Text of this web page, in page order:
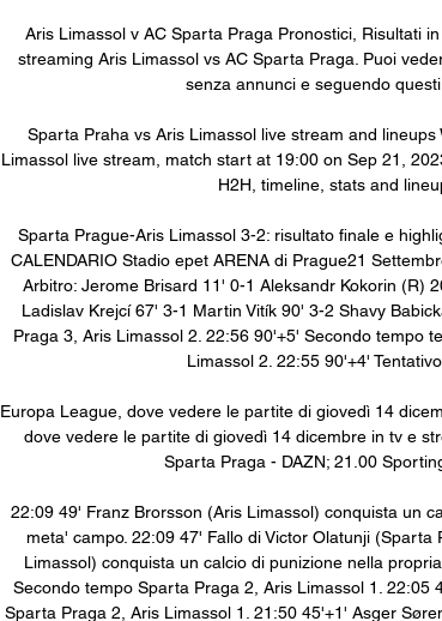
Aris Limassol v AC Sparta Praga Pronostici, Risultati
streaming Aris Limassol vs AC Sparta Praga. Puoi
senza annunci e seguendo questi
Sparta Praha vs Aris Limassol live stream and
Limassol live stream, match start at 19:00 on Sep 21,
H2H, timeline, stats and
Sparta Prague-Aris Limassol 3-2: risultato finale e
CALENDARIO Stadio epet ARENA di Prague21
Arbitro: Jerome Brisard 11' 0-1 Aleksandr Kokorin (R)
Ladislav Krejcí 67' 3-1 Martin Vitík 90' 3-2 Shavy
Praga 3, Aris Limassol 2. 22:56 90'+5' Secondo tempo
Limassol 2. 22:55 90'+4'
Europa League, dove vedere le partite di giovedì 14
dove vedere le partite di giovedì 14 dicembre in tv e
Sparta Praga - DAZN; 21.00
22:09 49' Franz Brorsson (Aris Limassol) conquista un
meta' campo. 22:09 47' Fallo di Victor Olatunji (Sparta
Limassol) conquista un calcio di punizione nella
Secondo tempo Sparta Praga 2, Aris Limassol 1. 22:05
Sparta Praga 2, Aris Limassol 1. 21:50 45'+1' Asger